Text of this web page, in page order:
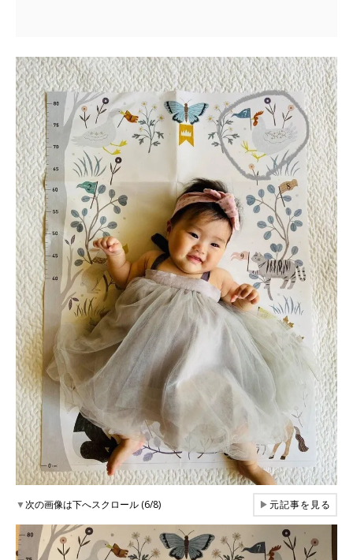
▼次の画像は下へスクロール (6/8) ▶元記事を見る